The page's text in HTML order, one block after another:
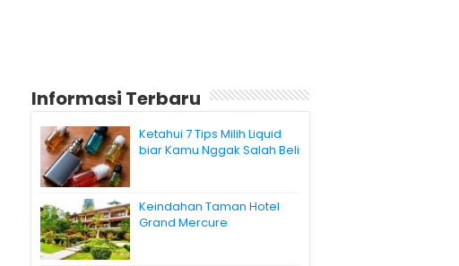
Informasi Terbaru
Ketahui 7 Tips Milih Liquid
biar Kamu Nggak Salah Beli
Keindahan Taman Hotel
Grand Mercure